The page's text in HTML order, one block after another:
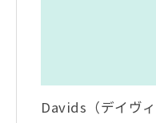
Davids（デイヴィ